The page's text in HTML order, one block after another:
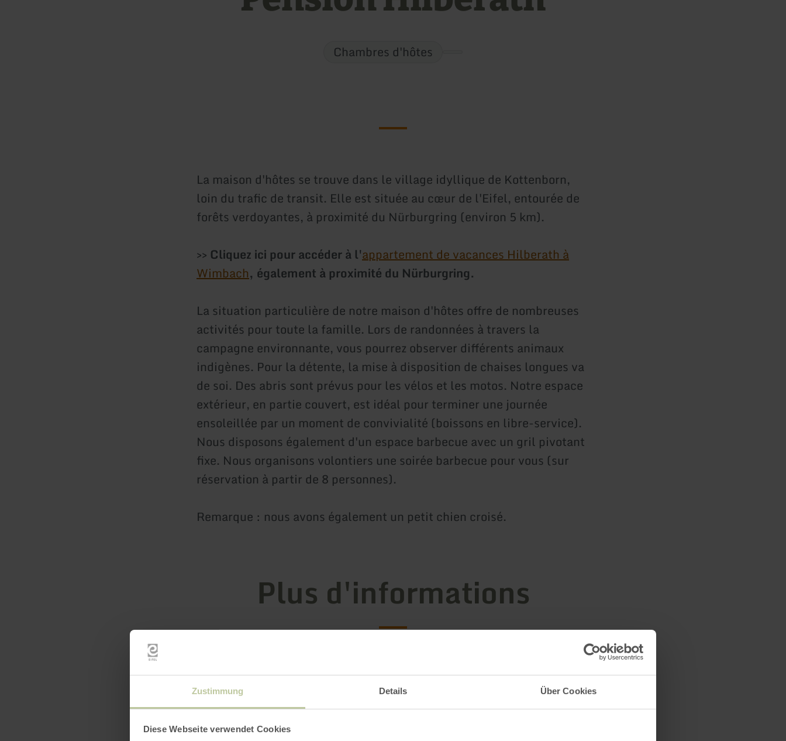
Zustimmung Details Über Cookies
Diese Webseite verwendet Cookies
Chambres d'hôtes
La maison d'hôtes se trouve dans le village idyllique de Kottenborn,
loin du trafic de transit. Elle est située au cœur de l'Eifel, entourée de
forêts verdoyantes, à proximité du Nürburgring (environ 5 km).
>> Cliquez ici pour accéder à l'appartement de vacances Hilberath à
Wimbach, également à proximité du Nürburgring.
La situation particulière de notre maison d'hôtes offre de nombreuses
activités pour toute la famille. Lors de randonnées à travers la
campagne environnante, vous pourrez observer différents animaux
indigènes. Pour la détente, la mise à disposition de chaises longues va
de soi. Des abris sont prévus pour les vélos et les motos. Notre espace
extérieur, en partie couvert, est idéal pour terminer une journée
ensoleillée par un moment de convivialité (boissons en libre-service).
Nous disposons également d'un espace barbecue avec un gril pivotant
fixe. Nous organisons volontiers une soirée barbecue pour vous (sur
réservation à partir de 8 personnes).
Remarque : nous avons également un petit chien croisé.
Plus d'informations
Équipements